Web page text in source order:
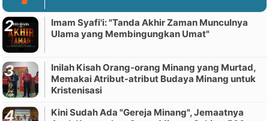
Imam Syafi'i: "Tanda Akhir Zaman Munculnya
Ulama yang Membingungkan Umat"
Inilah Kisah Orang-orang Minang yang Murtad,
Memakai Atribut-atribut Budaya Minang untuk
Kristenisasi
Kini Sudah Ada "Gereja Minang", Jemaatnya